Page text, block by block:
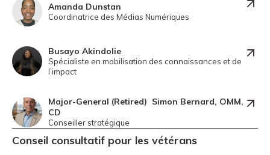
Amanda Dunstan
Coordinatrice des Médias Numériques
Busayo Akindolie
Spécialiste en mobilisation des connaissances et de
l’impact
Major-General (Retired) Simon Bernard, OMM,
CD
Conseiller stratégique
Conseil consultatif pour les vétérans